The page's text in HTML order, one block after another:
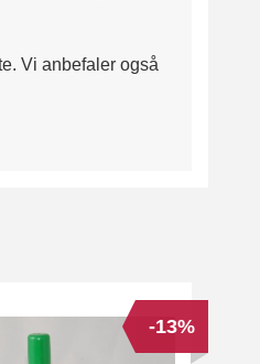
Vi anbefaler også
-13%